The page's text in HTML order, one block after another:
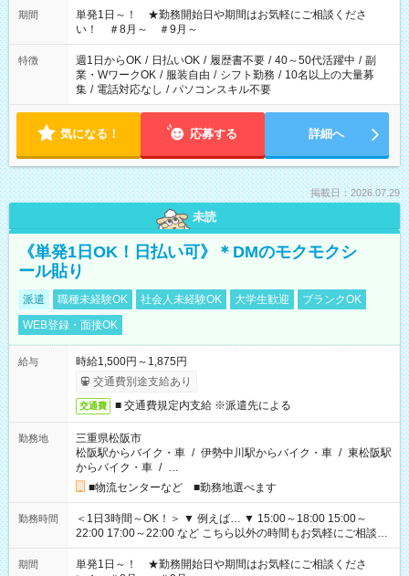
期間
単発1日～！ ★勤務開始日や期間はお気軽にご相談くださ
い！ ＃8月～ ＃9月～
特徴 週1日からOK / 日払いOK / 履歴書不要 / 40～50代活躍中 / 副
業・WワークOK / 服装自由 / シフト勤務 / 10名以上の大量募
集 / 電話対応なし / パソコンスキル不要
気になる！ 応募する 詳細へ
掲載日：2026.07.29
未読
《単発1日OK！日払い可》＊DMのモクモクシ
ール貼り
派遣 職種未経験OK 社会人未経験OK 大学生歓迎
ブランクOK
WEB登録・面接OK
給与
時給1,500円～1,875円
交通費別途支給あり
交通費 ■ 交通費規定内支給 ※派遣先による
勤務地
三重県松阪市
松阪駅からバイク・車 / 伊勢中川駅からバイク・車 / 東松阪駅
からバイク・車 / …
■物流センターなど ■勤務地選べます
勤務時間
＜1日3時間～OK！＞ ▼ 例えば… ▼ 15:00～18:00 15:00～
22:00 17:00～22:00 など こちら以外の時間もお気軽にご相談く
ださい！
期間
単発1日～！ ★勤務開始日や期間はお気軽にご相談くださ